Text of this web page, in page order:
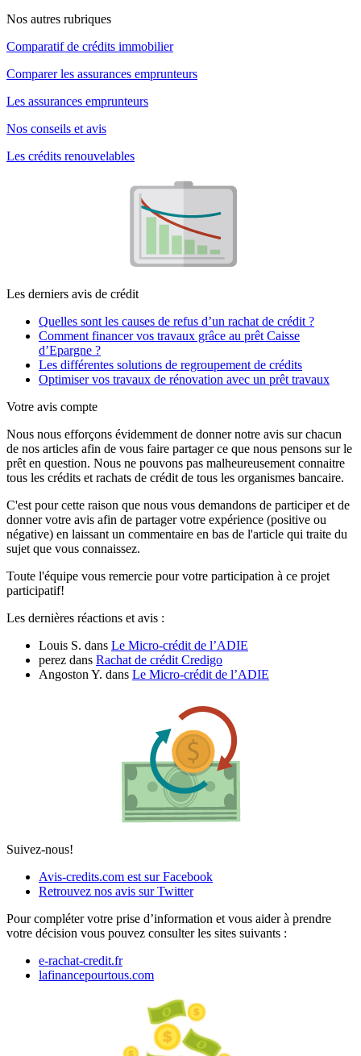
Nos autres rubriques
Comparatif de crédits immobilier
Comparer les assurances emprunteurs
Les assurances emprunteurs
Nos conseils et avis
Les crédits renouvelables
Les derniers avis de crédit
Quelles sont les causes de refus d’un rachat de crédit ?
Comment financer vos travaux grâce au prêt Caisse
d’Epargne ?
Les différentes solutions de regroupement de crédits
Optimiser vos travaux de rénovation avec un prêt travaux
Votre avis compte
Nous nous efforçons évidemment de donner notre avis sur chacun
de nos articles afin de vous faire partager ce que nous pensons sur le
prêt en question. Nous ne pouvons pas malheureusement connaitre
tous les crédits et rachats de crédit de tous les organismes bancaire.
C'est pour cette raison que nous vous demandons de participer et de
donner votre avis afin de partager votre expérience (positive ou
négative) en laissant un commentaire en bas de l'article qui traite du
sujet que vous connaissez.
Toute l'équipe vous remercie pour votre participation à ce projet
participatif!
Les dernières réactions et avis :
Louis S. dans Le Micro-crédit de l’ADIE
perez dans Rachat de crédit Credigo
Angoston Y. dans Le Micro-crédit de l’ADIE
Suivez-nous!
Avis-credits.com est sur Facebook
Retrouvez nos avis sur Twitter
Pour compléter votre prise d’information et vous aider à prendre
votre décision vous pouvez consulter les sites suivants :
e-rachat-credit.fr
lafinancepourtous.com